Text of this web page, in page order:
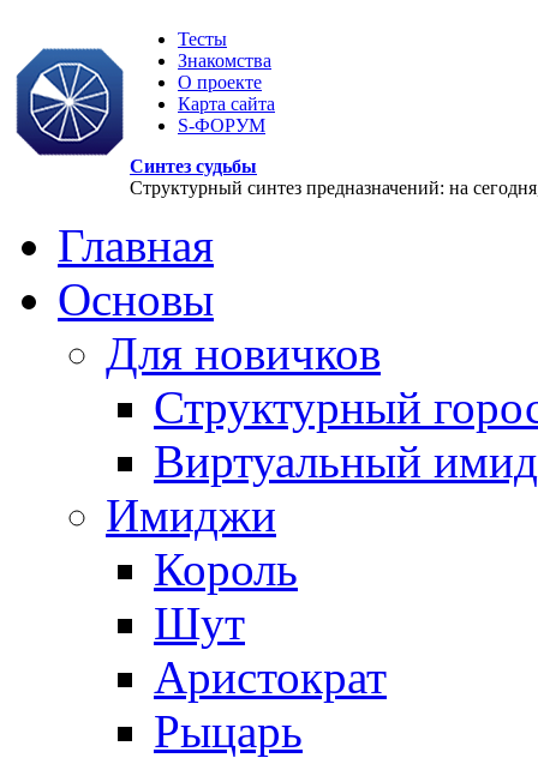
Тесты
Знакомства
О проекте
Карта сайта
S-ФОРУМ
Синтез судьбы
Структурный синтез предназначений: на
Главная
Основы
Для новичков
Структурный
Виртуальный
Имиджи
Король
Шут
Аристократ
Рыцарь